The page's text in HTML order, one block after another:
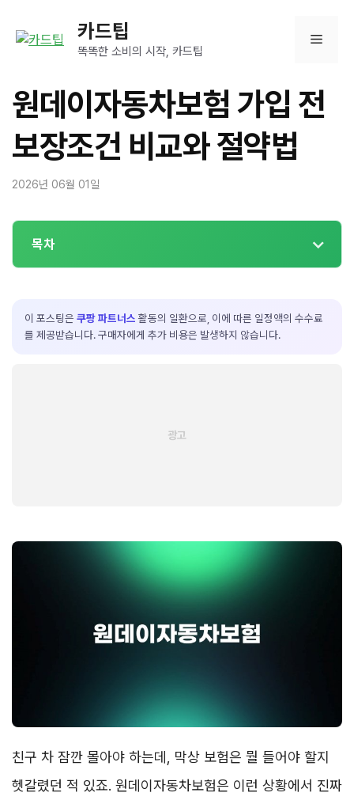
카드팁
똑똑한 소비의 시작, 카드팁
메
뉴
원데이자동차보험 가입 전
보장조건 비교와 절약법
2026년 06월 01일
목차
이 포스팅은 쿠팡 파트너스 활동의 일환으로, 이에 따른 일정액의 수수료
를 제공받습니다. 구매자에게 추가 비용은 발생하지 않습니다.
친구 차 잠깐 몰아야 하는데, 막상 보험은 뭘 들어야 할지
헷갈렸던 적 있죠. 원데이자동차보험은 이런 상황에서 진짜